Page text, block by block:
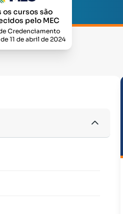
os cursos são
pelo MEC
Credenciamento
de 11 de abril de 2024